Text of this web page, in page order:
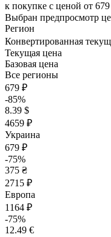
к покупке с ценой от
Выбран предпросмотр
Регион
Конвертированная
Текущая цена
Базовая цена
Все регионы
679 ₽
-85%
8.39 $
4659 ₽
Украина
679 ₽
-75%
375 ₴
2715 ₽
Европа
1164 ₽
-75%
12.49 €